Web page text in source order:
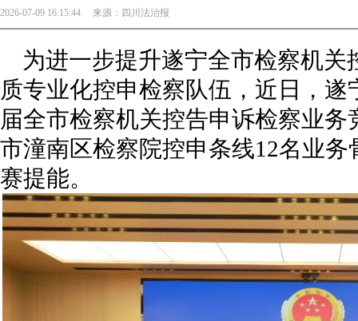
2026-07-09 16:15:44 来源： 四川法治报
为进一步提升遂宁全市检察机
质专业化控申检察队伍，近日，
届全市检察机关控告申诉检察业
市潼南区检察院控申条线12名业
赛提能。